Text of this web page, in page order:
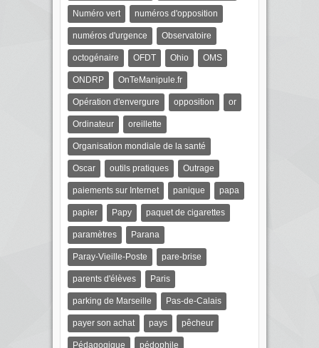
Numéro vert numéros d'opposition
numéros d'urgence Observatoire
octogénaire OFDT Ohio OMS
ONDRP OnTeManipule.fr
Opération d'envergure opposition or
Ordinateur oreillette
Organisation mondiale de la santé
Oscar outils pratiques Outrage
paiements sur Internet panique papa
papier Papy paquet de cigarettes
paramètres Parana
Paray-Vieille-Poste pare-brise
parents d'élèves Paris
parking de Marseille Pas-de-Calais
payer son achat pays pêcheur
Pédagogique pédophile